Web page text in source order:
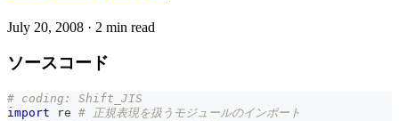
July 20, 2008 · 2 min read
ソースコード
# coding: Shift_JIS
import re # 正規表現を扱うモジュールのインポート